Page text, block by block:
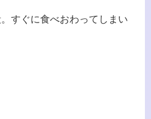
すぐに食べおわってしまい